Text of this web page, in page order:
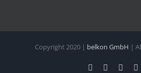
Copyright 2020 | belkon GmbH |
FacebookInstagram